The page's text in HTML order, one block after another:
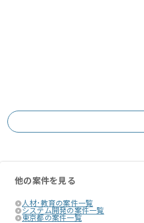
他の案件を見る
人材･教育の案件一覧
システム開発の案件一覧
東京都の案件一覧